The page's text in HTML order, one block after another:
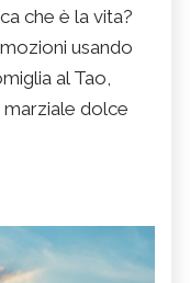
che è la vita?
usando
al Tao,
marziale dolce